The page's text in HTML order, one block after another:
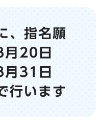
、指名願
月20日
月31日
行います